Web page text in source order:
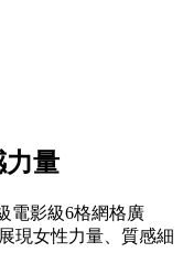
力量
電影級6格網格廣
現女性力量、質感細